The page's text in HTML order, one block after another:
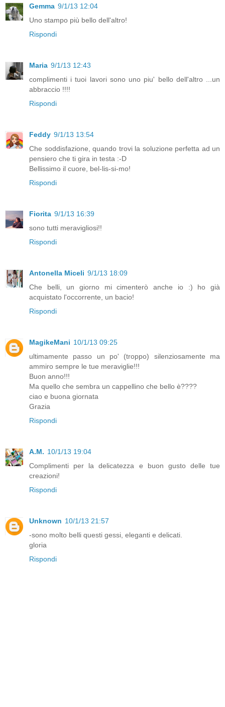
Gemma 9/1/13 12:04
Uno stampo più bello dell'altro!
Rispondi
Maria 9/1/13 12:43
complimenti i tuoi lavori sono uno piu' bello dell'altro ...un
abbraccio !!!!
Rispondi
Feddy 9/1/13 13:54
Che soddisfazione, quando trovi la soluzione perfetta ad un
pensiero che ti gira in testa :-D
Bellissimo il cuore, bel-lis-si-mo!
Rispondi
Fiorita 9/1/13 16:39
sono tutti meravigliosi!!
Rispondi
Antonella Miceli 9/1/13 18:09
Che belli, un giorno mi cimenterò anche io :) ho già
acquistato l'occorrente, un bacio!
Rispondi
MagikeMani 10/1/13 09:25
ultimamente passo un po' (troppo) silenziosamente ma
ammiro sempre le tue meraviglie!!!
Buon anno!!!
Ma quello che sembra un cappellino che bello è????
ciao e buona giornata
Grazia
Rispondi
A.M. 10/1/13 19:04
Complimenti per la delicatezza e buon gusto delle tue
creazioni!
Rispondi
Unknown 10/1/13 21:57
-sono molto belli questi gessi, eleganti e delicati.
gloria
Rispondi